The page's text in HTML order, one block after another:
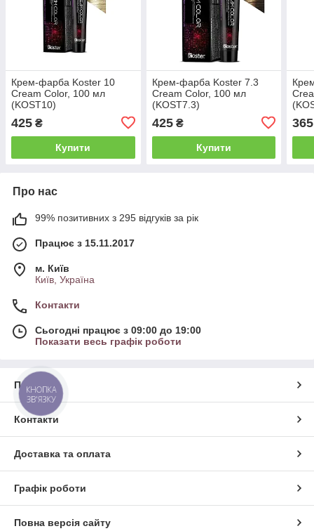
Крем-фарба Koster 10
Cream Color, 100 мл
(KOST10)
425 ₴
Купити
Крем-фарба Koster 7.3
Cream Color, 100 мл
(KOST7.3)
425₴
Купити
365
Про нас
99% позитивних з 295 відгуків за рік
Працює з 15.11.2017
м. Київ
Київ, Україна
Контакти
Сьогодні працює з 09:00 до 19:00
Показати весь графік роботи
Про нас
Контакти
Доставка та оплата
Графік роботи
Повна версія сайту
КНОПКА
ЗВ'ЯЗКУ